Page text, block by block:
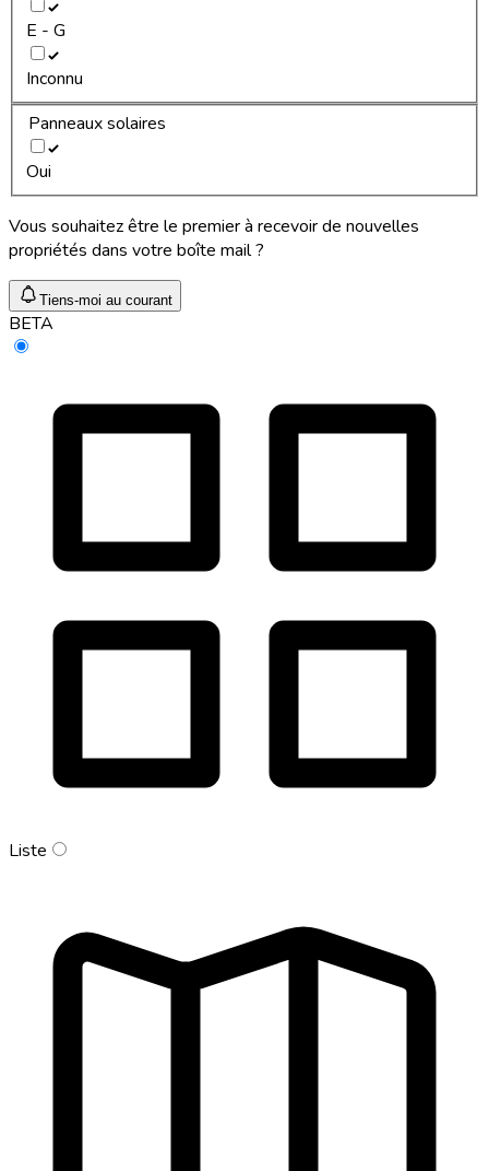
E - G
Inconnu
Panneaux solaires
Oui
Vous souhaitez être le premier à recevoir de nouvelles
propriétés dans votre boîte mail ?
Tiens-moi au courant
BETA
Liste